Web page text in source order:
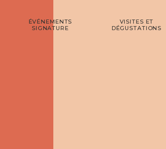
ÉVÉNEMENTS
SIGNATURE
VISITES ET
DÉGUSTATIONS